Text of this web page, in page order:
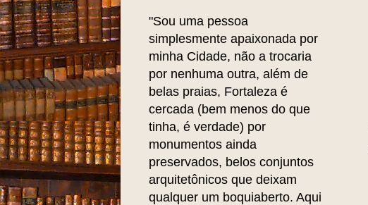
"Sou uma pessoa
simplesmente apaixonada por
minha Cidade, não a trocaria
por nenhuma outra, além de
belas praias, Fortaleza é
cercada (bem menos do que
tinha, é verdade) por
monumentos ainda
preservados, belos conjuntos
arquitetônicos que deixam
qualquer um boquiaberto. Aqui